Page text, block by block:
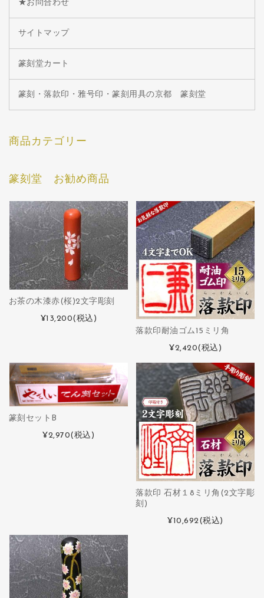
★お問合わせ
サイトマップ
篆刻堂カート
篆刻・落款印・雅号印・篆刻用具の京都 篆刻堂
商品カテゴリー
篆刻堂 お勧め商品
お茶の木漆赤(桜)2文字彫刻
¥13,200(税込)
落款印耐油ゴム15ミリ角
¥2,420(税込)
篆刻セットB
¥2,970(税込)
落款印 石材１8ミリ角(2文字彫
刻)
¥10,692(税込)